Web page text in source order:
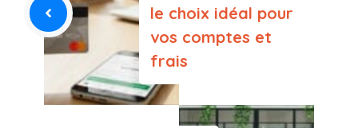
le choix idéal pour
vos comptes et
frais